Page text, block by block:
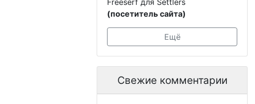
(посетитель сайта)
Ещё
Свежие комментарии